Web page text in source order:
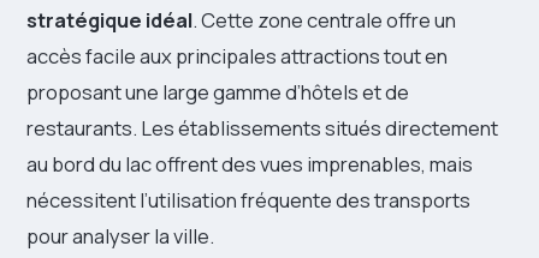
stratégique idéal. Cette zone centrale offre un
accès facile aux principales attractions tout en
proposant une large gamme d’hôtels et de
restaurants. Les établissements situés directement
au bord du lac offrent des vues imprenables, mais
nécessitent l’utilisation fréquente des transports
pour analyser la ville.